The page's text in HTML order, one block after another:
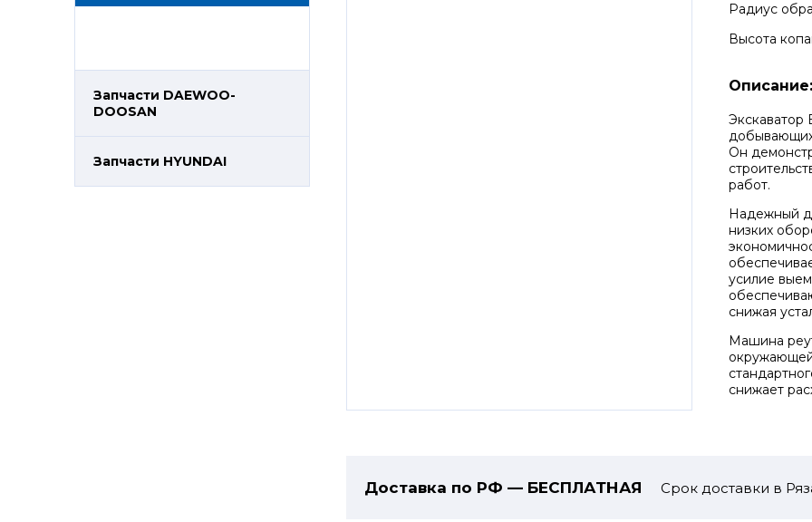
Запчасти DAEWOO-
DOOSAN
Запчасти HYUNDAI
Радиус
Высота
Описание:
Экскаватор
Он
работ.
Надежный
низких
усилие
снижая
Машина
окружающей
снижает
Доставка по РФ — БЕСПЛАТНАЯ Срок доставки в